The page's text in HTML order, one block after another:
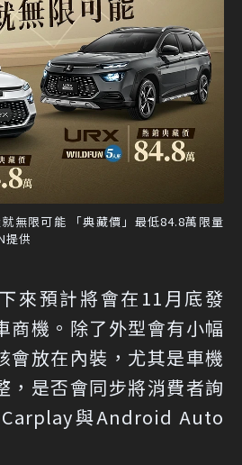
無限可能 「典藏價」最低84.8萬限量
提供
來預計將會在11月底發
商機。除了外型會有小幅
會放在內裝，尤其是車機
，是否會同步將消費者詢
與Android Auto